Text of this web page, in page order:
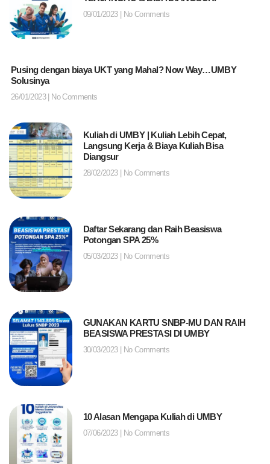
09/01/2023 No Comments
Pusing dengan biaya UKT yang Mahal? Now Way…UMBY
Solusinya
26/01/2023 No Comments
Kuliah di UMBY | Kuliah Lebih Cepat,
Langsung Kerja & Biaya Kuliah Bisa
Diangsur
28/02/2023 No Comments
Daftar Sekarang dan Raih Beasiswa
Potongan SPA 25%
05/03/2023 No Comments
GUNAKAN KARTU SNBP-MU DAN RAIH
BEASISWA PRESTASI DI UMBY
30/03/2023 No Comments
10 Alasan Mengapa Kuliah di UMBY
07/06/2023 No Comments